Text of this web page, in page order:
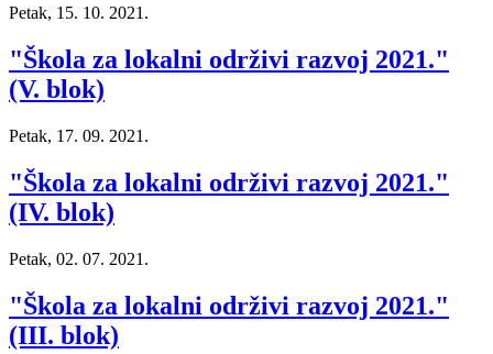
Petak, 15. 10. 2021.
"Škola za lokalni održivi razvoj 2021."
(V. blok)
Petak, 17. 09. 2021.
"Škola za lokalni održivi razvoj 2021."
(IV. blok)
Petak, 02. 07. 2021.
"Škola za lokalni održivi razvoj 2021."
(III. blok)